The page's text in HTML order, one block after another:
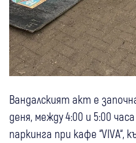
Вандалският акт е
деня, между 4:00 и 5:00
паркинга при кафе